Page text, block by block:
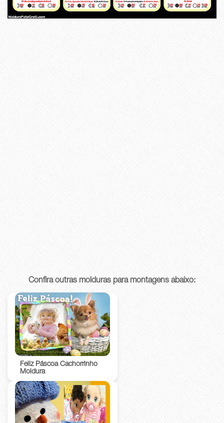
Confira outras molduras para montagens abaixo:
Feliz Páscoa Cachorrinho
Moldura